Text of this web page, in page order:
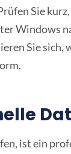
Sie
Windows
Sie
ist ein